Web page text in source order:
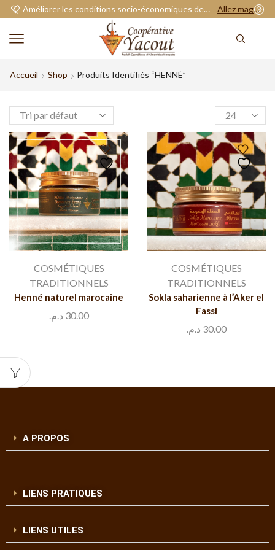
Améliorer les conditions socio-économiques de nos adhérents. Allez magasiner
Accueil Shop Produits Identifiés “HENNÉ”
COSMÉTIQUES
TRADITIONNELS
Henné naturel marocaine
30.00 د.م.
COSMÉTIQUES
TRADITIONNELS
Sokla saharienne à l’Aker el
Fassi
30.00 د.م.
A PROPOS
LIENS PRATIQUES
LIENS UTILES